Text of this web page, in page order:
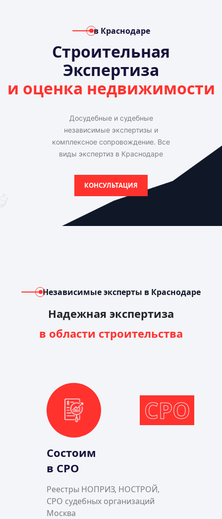
в Краснодаре
Строительная
Экспертиза
и оценка недвижимости
Досудебные и судебные
независимые экспертизы и
комплексное сопровождение. Все
виды экспертиз в Краснодаре
КОНСУЛЬТАЦИЯ
Независимые эксперты в Краснодаре
Надежная экспертиза
в области строительства
СРО
Состоим
в СРО
Реестры НОПРИЗ, НОСТРОЙ,
СРО судебных организаций
Москва